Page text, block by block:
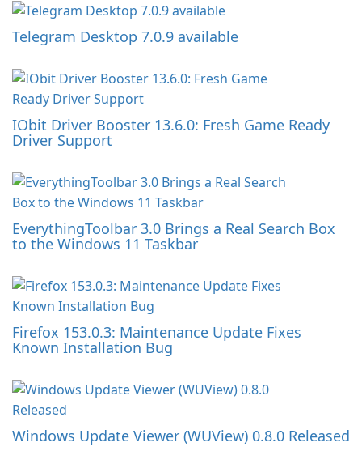
Telegram Desktop 7.0.9 available
IObit Driver Booster 13.6.0: Fresh Game Ready
Driver Support
EverythingToolbar 3.0 Brings a Real Search Box
to the Windows 11 Taskbar
Firefox 153.0.3: Maintenance Update Fixes
Known Installation Bug
Windows Update Viewer (WUView) 0.8.0 Released